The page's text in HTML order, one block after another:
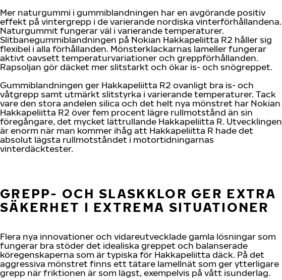
Mer naturgummi i gummiblandningen har en avgörande positiv
effekt på vintergrepp i de varierande nordiska vinterförhållandena.
Naturgummit fungerar väl i varierande temperaturer.
Slitbanegummiblandningen på Nokian Hakkapeliitta R2 håller sig
flexibel i alla förhållanden. Mönsterklackarnas lameller fungerar
aktivt oavsett temperaturvariationer och greppförhållanden.
Rapsoljan gör däcket mer slitstarkt och ökar is- och snögreppet.
Gummiblandningen ger Hakkapeliitta R2 ovanligt bra is- och
våtgrepp samt utmärkt slitstyrka i varierande temperaturer. Tack
vare den stora andelen silica och det helt nya mönstret har Nokian
Hakkapeliitta R2 över fem procent lägre rullmotstånd än sin
föregångare, det mycket lättrullande Hakkapeliitta R. Utvecklingen
är enorm när man kommer ihåg att Hakkapeliitta R hade det
absolut lägsta rullmotståndet i motortidningarnas
vinterdäcktester.
GREPP- OCH SLASKKLOR GER EXTRA
SÄKERHET I EXTREMA SITUATIONER
Flera nya innovationer och vidareutvecklade gamla lösningar som
fungerar bra stöder det idealiska greppet och balanserade
köregenskaperna som är typiska för Hakkapeliitta däck. På det
aggressiva mönstret finns ett tätare lamellnät som ger ytterligare
grepp när friktionen är som lägst, exempelvis på vått isunderlag.